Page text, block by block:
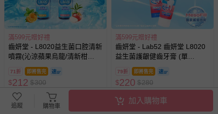
滿599元贈好禮
齒妍堂 - L8020益生菌口腔清新
噴霧(沁涼蘋果烏龍/清新柑
橘)-20mL
71折 即將售完
$212 $300
已售出 7
滿599元贈好禮
齒妍堂 - Lab52 齒妍堂 L8020
益生菌護齦健齒牙膏 (單
入)-110g
79折 即將售完
$220 $280
追蹤 購物車
加入購物車